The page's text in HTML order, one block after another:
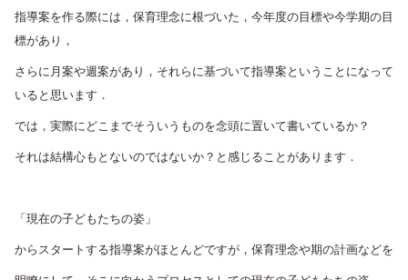
指導案を作る際には，保育理念に根づいた，今年度の目標や今学期の目
標があり，
さらに月案や週案があり，それらに基づいて指導案ということになって
いると思います．
では，実際にどこまでそういうものを念頭に置いて書いているか？
それは結構心もとないのではないか？と感じることがあります．
「現在の子どもたちの姿」
からスタートする指導案がほとんどですが，保育理念や期の計画などを